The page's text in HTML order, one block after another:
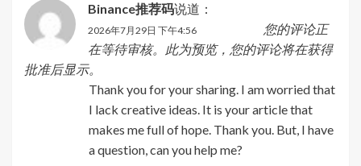
Binance推荐码说道：
2026年7月29日 下午4:56
您的评论正
在等待审核。此为预览，您的评论将在获得
批准后显示。
Thank you for your sharing. I am worried that
I lack creative ideas. It is your article that
makes me full of hope. Thank you. But, I have
a question, can you help me?